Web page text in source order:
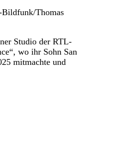
Thomas
Studio der RTL-
wo ihr Sohn San
mitmachte und